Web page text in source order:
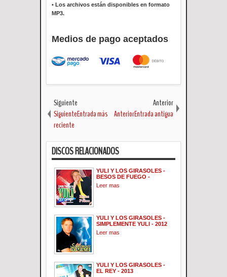
• Los archivos están disponibles en formato
MP3.
Medios de pago aceptados
Siguiente
SiguienteEntrada más
reciente
Anterior
AnteriorEntrada antigua
DISCOS RELACIONADOS
YULI Y LOS GIRASOLES -
BESOS DE FUEGO -
Leer mas
YULI Y LOS GIRASOLES -
SIMPLEMENTE YULI - 2012
Leer mas
YULI Y LOS GIRASOLES -
EL REY - 2013